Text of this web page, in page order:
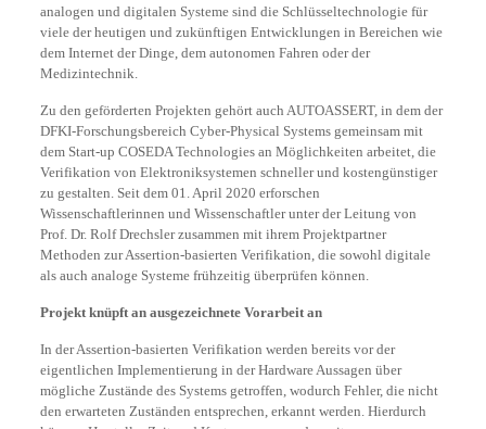
analogen und digitalen Systeme sind die Schlüsseltechnologie für
viele der heutigen und zukünftigen Entwicklungen in Bereichen wie
dem Internet der Dinge, dem autonomen Fahren oder der
Medizintechnik.
Zu den geförderten Projekten gehört auch AUTOASSERT, in dem der
DFKI-Forschungsbereich Cyber-Physical Systems gemeinsam mit
dem Start-up COSEDA Technologies an Möglichkeiten arbeitet, die
Verifikation von Elektroniksystemen schneller und kostengünstiger
zu gestalten. Seit dem 01. April 2020 erforschen
Wissenschaftlerinnen und Wissenschaftler unter der Leitung von
Prof. Dr. Rolf Drechsler zusammen mit ihrem Projektpartner
Methoden zur Assertion-basierten Verifikation, die sowohl digitale
als auch analoge Systeme frühzeitig überprüfen können.
Projekt knüpft an ausgezeichnete Vorarbeit an
In der Assertion-basierten Verifikation werden bereits vor der
eigentlichen Implementierung in der Hardware Aussagen über
mögliche Zustände des Systems getroffen, wodurch Fehler, die nicht
den erwarteten Zuständen entsprechen, erkannt werden. Hierdurch